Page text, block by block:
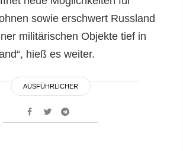
sowie erschwert Russland
militärischen Objekte tief in
hieß es weiter.
AUSFÜHRLICHER